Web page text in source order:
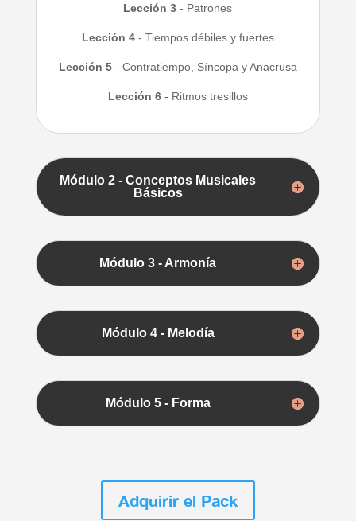
Lección 3 - Patrones
Lección 4- Tiempos débiles y fuertes
Lección 5- Contratiempo, Síncopa y Anacrusa
Lección 6- Ritmos tresillos
Módulo 2 - Conceptos Musicales
Básicos
Módulo 3 - Armonía
Módulo 4 - Melodía
Módulo 5 - Forma
Adquirir el Pack